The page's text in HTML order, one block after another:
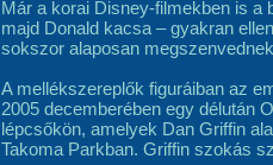
Már a korai Disney-filmekben is a
majd Donald kacsa – gyakran
sokszor alaposan
A mellékszereplők figuráiban az
2005 decemberében egy délután
lépcsőkön, amelyek Dan Griffin
Takoma Parkban. Griffin szokás